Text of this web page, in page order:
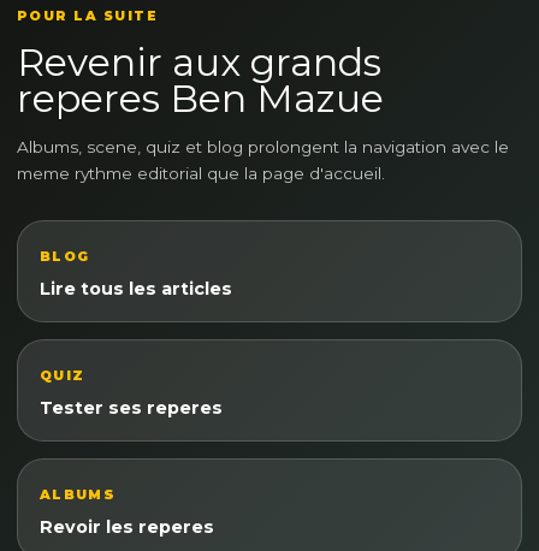
POUR LA SUITE
Revenir aux grands
reperes Ben Mazue
Albums, scene, quiz et blog prolongent la navigation avec le
meme rythme editorial que la page d'accueil.
BLOG
Lire tous les articles
QUIZ
Tester ses reperes
ALBUMS
Revoir les reperes